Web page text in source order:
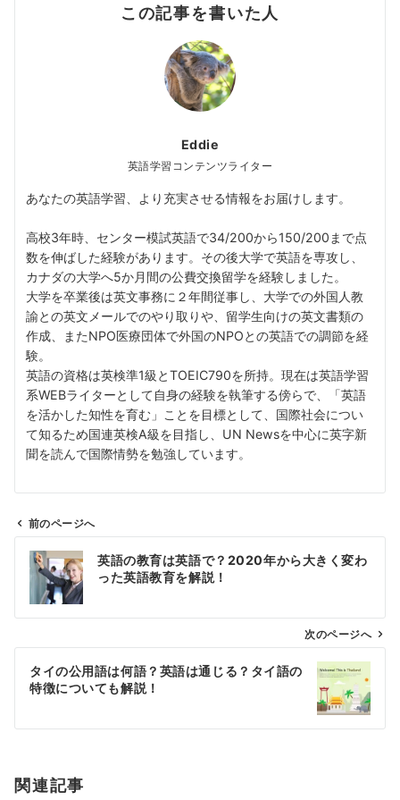
この記事を書いた人
Eddie
英語学習コンテンツライター
あなたの英語学習、より充実させる情報をお届けします。
高校3年時、センター模試英語で34/200から150/200まで点
数を伸ばした経験があります。その後大学で英語を専攻し、
カナダの大学へ5か月間の公費交換留学を経験しました。
大学を卒業後は英文事務に２年間従事し、大学での外国人教
諭との英文メールでのやり取りや、留学生向けの英文書類の
作成、またNPO医療団体で外国のNPOとの英語での調節を経
験。
英語の資格は英検準1級とTOEIC790を所持。現在は英語学習
系WEBライターとして自身の経験を執筆する傍らで、「英語
を活かした知性を育む」ことを目標として、国際社会につい
て知るため国連英検A級を目指し、UN Newsを中心に英字新
聞を読んで国際情勢を勉強しています。
ビ
ン
前のページへ
英語の教育は英語で？2020年から大きく変わ
った英語教育を解説！
次のページへ
タイの公用語は何語？英語は通じる？タイ語の
特徴についても解説！
関連記事